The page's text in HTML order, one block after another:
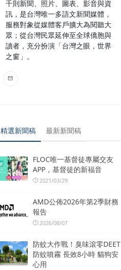
千則新聞、照片、圖表、影音與資
訊，是台灣唯一多語文新聞媒體，
服務對象從媒體客戶擴大為閱聽大
眾；從台灣民眾延伸至全球僑胞與
讀者，充分扮演「台灣之眼，世界
之窗」。
精選新聞稿 最新新聞稿
FLOC唯一基督徒專屬交友
APP，基督徒的新福音
2021/03/29
AMD公佈2026年第2季財務
報告
2026/08/07
防蚊大作戰！臭味滾零DEET
防蚊噴霧 長效8小時 貓狗安
心用